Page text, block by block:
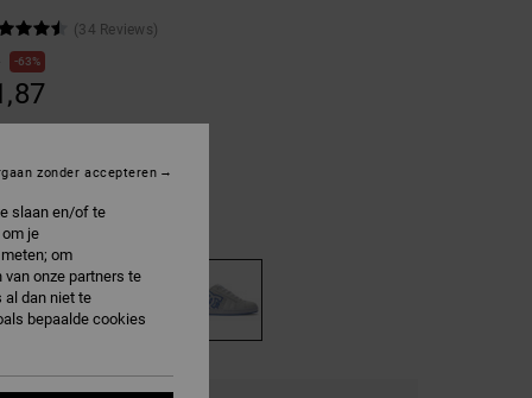
(34 Reviews)
63%
grey/blue
slaan en/of te
je
om
onze partners te
al dan niet te
bepaalde cookies
zonder accepteren